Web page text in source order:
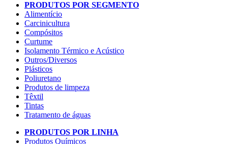
PRODUTOS POR SEGMENTO
Alimentício
Carcinicultura
Compósitos
Curtume
Isolamento Térmico e Acústico
Outros/Diversos
Plásticos
Poliuretano
Produtos de limpeza
Têxtil
Tintas
Tratamento de águas
PRODUTOS POR LINHA
Produtos Químicos